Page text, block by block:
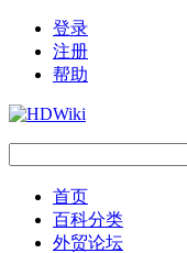
登录
注册
帮助
首页
百科分类
外贸论坛